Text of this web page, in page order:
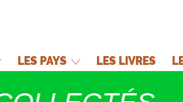
LES PAYS LES LIVRES